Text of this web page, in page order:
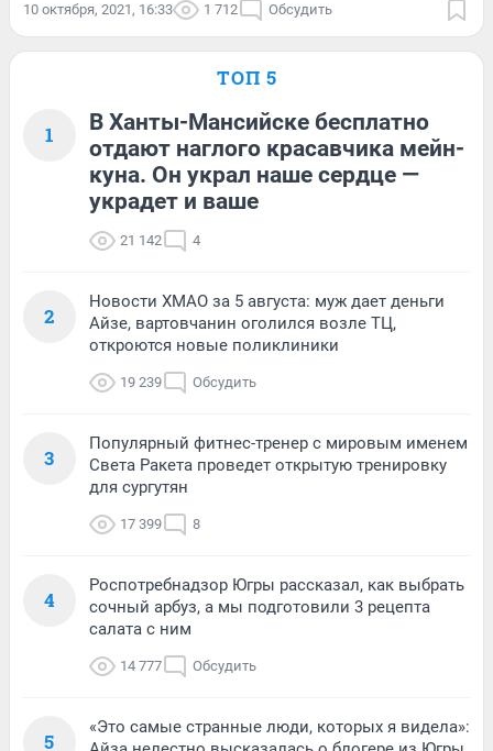
10 октября, 2021, 16:33 1 712 Обсудить
ТОП 5
1
В Ханты-Мансийске бесплатно
отдают наглого красавчика мейн-
куна. Он украл наше сердце —
украдет и ваше
21 142 4
2
Новости ХМАО за 5 августа: муж дает деньги
Айзе, вартовчанин оголился возле ТЦ,
откроются новые поликлиники
19 239 Обсудить
3
Популярный фитнес-тренер с мировым именем
Света Ракета проведет открытую тренировку
для сургутян
17 399 8
4
Роспотребнадзор Югры рассказал, как выбрать
сочный арбуз, а мы подготовили 3 рецепта
салата с ним
14 777 Обсудить
5
«Это самые странные люди, которых я видела»: